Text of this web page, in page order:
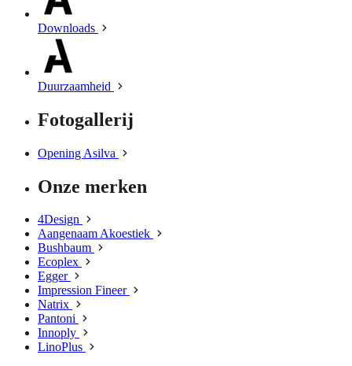
Downloads
Duurzaamheid
Fotogallerij
Opening Asilva
Onze merken
4Design
Aangenaam Akoestiek
Bushbaum
Ecoplex
Egger
Impression Fineer
Natrix
Pantoni
Innoply
LinoPlus